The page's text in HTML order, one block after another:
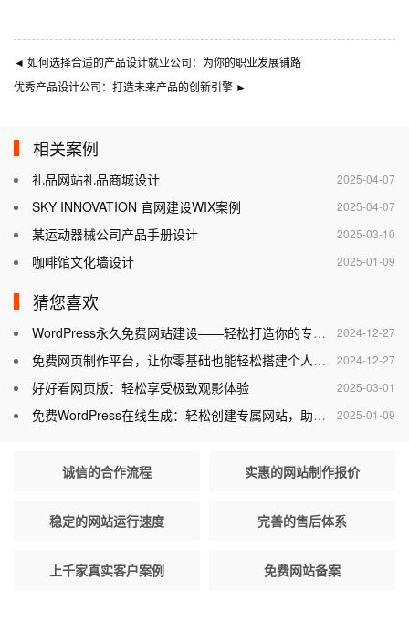
◄ 如何选择合适的产品设计就业公司：为你的职业发展铺路
优秀产品设计公司：打造未来产品的创新引擎 ►
相关案例
2025-04-07
礼品网站礼品商城设计
2025-04-07
SKY INNOVATION 官网建设WIX案例
2025-03-10
某运动器械公司产品手册设计
2025-01-09
咖啡馆文化墙设计
猜您喜欢
2024-12-27
WordPress永久免费网站建设——轻松打造你的专属网站
2024-12-27
免费网页制作平台，让你零基础也能轻松搭建个人网站
2025-03-01
好好看网页版：轻松享受极致观影体验
2025-01-09
免费WordPress在线生成：轻松创建专属网站，助力个人与企业腾飞
诚信的合作流程 实惠的网站制作报价
稳定的网站运行速度 完善的售后体系
上千家真实客户案例 免费网站备案